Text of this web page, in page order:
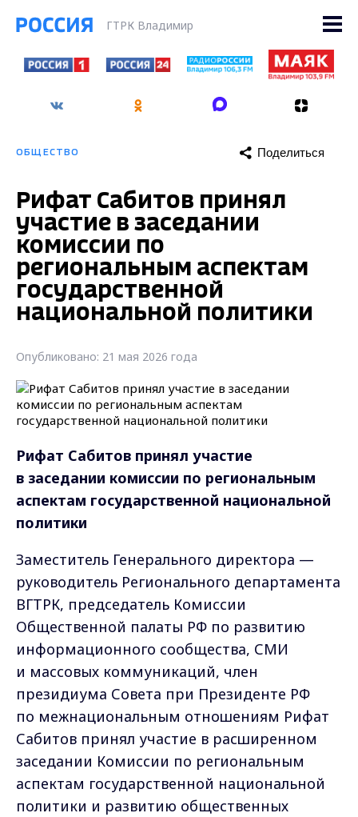
ГТРК Владимир
ОБЩЕСТВО Поделиться
Рифат Сабитов принял
участие в заседании
комиссии по
региональным аспектам
государственной
национальной политики
Опубликовано: 21 мая 2026 года
Рифат Сабитов принял участие
в заседании комиссии по региональным
аспектам государственной национальной
политики
Заместитель Генерального директора —
руководитель Регионального департамента
ВГТРК, председатель Комиссии
Общественной палаты РФ по развитию
информационного сообщества, СМИ
и массовых коммуникаций, член
президиума Совета при Президенте РФ
по межнациональным отношениям Рифат
Сабитов принял участие в расширенном
заседании Комиссии по региональным
аспектам государственной национальной
политики и развитию общественных